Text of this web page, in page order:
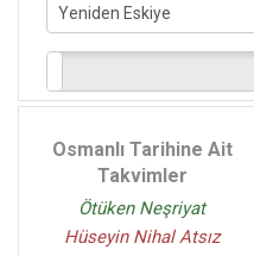
Osmanlı Tarihine Ait
Takvimler
Ötüken Neşriyat
Hüseyin Nihal Atsız